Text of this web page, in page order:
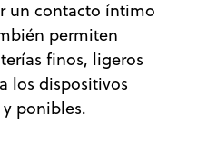
un contacto íntimo
permiten
finos, ligeros
los dispositivos
ponibles.